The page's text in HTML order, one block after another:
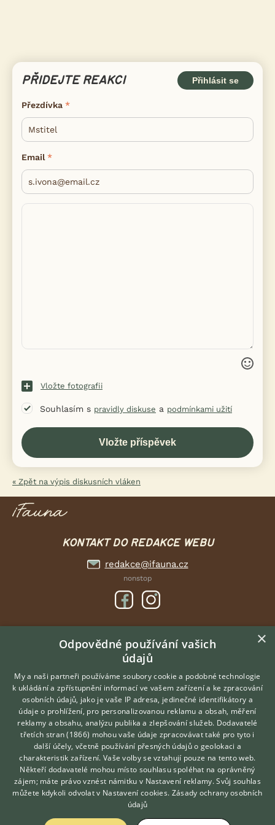
PŘIDEJTE REAKCI Přihlásit se
Přezdívka
Email
Vložte fotografii
Souhlasím s pravidly diskuse a podmínkami užití
« Zpět na výpis diskusních vláken
KONTAKT DO REDAKCE WEBU
redakce@ifauna.cz
nonstop
DOMOVSKÁ STRÁNKA
INZERCE
DISKUSE
ČLÁNKY
O nás
Kontakt
Možnosti zvýraznění inzerátů
Podmínky užití
Zpracování osobních údajů
Přihlášení
Hledáte zvířecího kamaráda?
Zdarma vám poradí
VETERINÁŘ ONLINE
KONZULTOVAT S
VETERINÁŘEM
×
Odpovědné používání vašich
údajů
My a naši partneři používáme soubory cookie a podobné technologie
k ukládání a zpřístupnění informací ve vašem zařízení a ke zpracování
osobních údajů, jako je vaše IP adresa, jedinečné identifikátory a
údaje o prohlížení, pro personalizovanou reklamu a obsah, měření
reklamy a obsahu, analýzu publika a zlepšování služeb. Dodavatelé
třetích stran (1866) mohou vaše údaje zpracovávat také pro tyto i
další účely, včetně používání přesných údajů o geolokaci a
charakteristik zařízení. Vaše volby se vztahují pouze na tento web.
Někteří dodavatelé mohou místo souhlasu spoléhat na oprávněný
zájem; máte právo vznést námitku v Nastavení reklamy. Svůj souhlas
můžete kdykoli odvolat v Nastavení cookies. Zásady ochrany osobních
údajů